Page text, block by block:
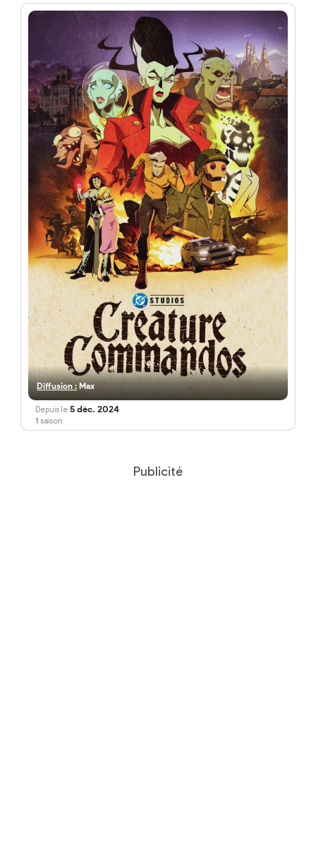
Diffusion :Max
Depuis le 5 déc. 2024
1 saison
Publicité